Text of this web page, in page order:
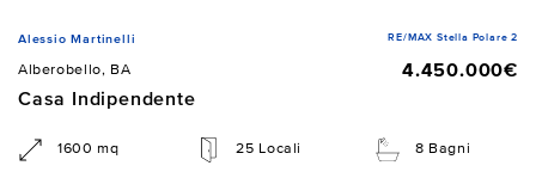
Alessio Martinelli RE/MAX Stella Polare 2
Alberobello, BA
4.450.000€
Casa Indipendente
1600 mq 25 Locali 8 Bagni